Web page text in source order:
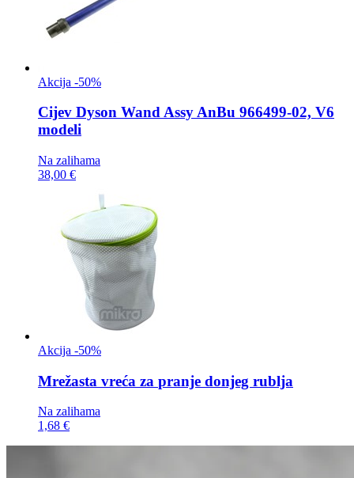
Akcija -50%
Cijev Dyson Wand Assy AnBu 966499-02, V6
modeli
Na zalihama
38,00 €
Akcija -50%
Mrežasta vreća za pranje donjeg rublja
Na zalihama
1,68 €